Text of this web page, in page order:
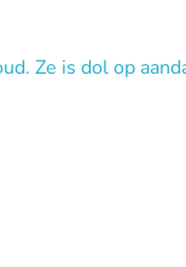
Ze is dol op